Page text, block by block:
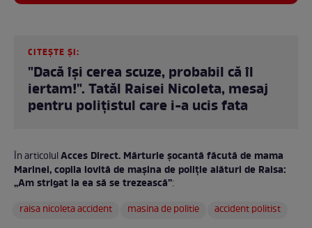
CITEȘTE ȘI:
"Dacă își cerea scuze, probabil că îl
iertam!". Tatăl Raisei Nicoleta, mesaj
pentru polițistul care i-a ucis fata
În articolulAcces Direct. Mărturie șocantă făcută de mama
Marinei, copila lovită de mașina de poliție alături de Raisa:
„Am strigat la ea să se trezească”:
raisa nicoleta accident
masina de politie accident politist